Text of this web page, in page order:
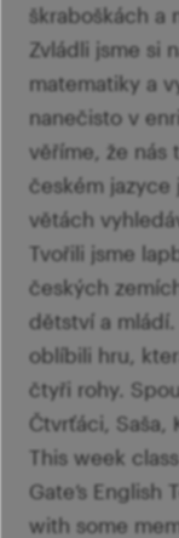
škraboškách a
Zvládli jsme si
matematiky a
nanečisto v
věříme, že nás
českém jazyce
větách
Tvořili jsme
českých
dětství a
oblíbili hru,
čtyři rohy.
Čtvrťáci, Saša,
This week
Gate’s English
with some